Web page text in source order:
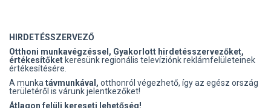
HIRDETÉSSZERVEZŐ
Otthoni munkavégzéssel, Gyakorlott hirdetésszervezőket,
értékesítőket keresünk regionális televíziónk reklámfelületeinek
értékesítésére.
A munkatávmunkával, otthonról végezhető, így az egész ország
területéről is várunk jelentkezőket!
Átlagon felüli kereseti lehetőség!